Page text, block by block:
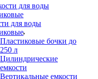
для воды
Пластиковые бочки до
250 л
Цилиндрические
емкости
Вертикальные емкости